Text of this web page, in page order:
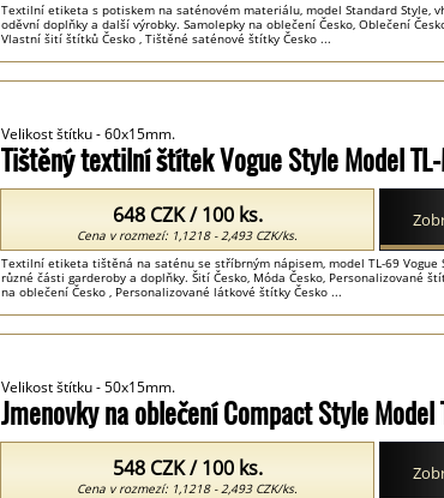
Textilní etiketa s potiskem na saténovém materiálu, model Standard Style,
oděvní doplňky a další výrobky. Samolepky na oblečení Česko, Oblečení
Vlastní šití štítků Česko , Tištěné saténové štítky Česko ...
Tištěný textilní štítek Vogue Style Model
Velikost štítku - 60x15mm.
Textilní etiketa tištěná na saténu se stříbrným nápisem, model TL-69 Vogue
různé části garderoby a doplňky. Šití Česko, Móda Česko, Personalizované
na oblečení Česko , Personalizované látkové štítky Česko ...
648 CZK / 100 ks.
Cena v rozmezí: 1,1218 - 2,493 CZK/ks.
Jmenovky na oblečení Compact Style Model
Velikost štítku - 50x15mm.
548 CZK / 100 ks.
Cena v rozmezí: 1,1218 - 2,493 CZK/ks.